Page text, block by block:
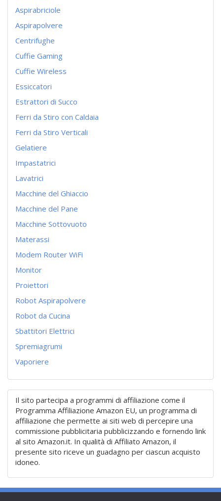
Aspirabriciole
Aspirapolvere
Centrifughe
Cuffie Gaming
Cuffie Wireless
Essiccatori
Estrattori di Succo
Ferri da Stiro con Caldaia
Ferri da Stiro Verticali
Gelatiere
Impastatrici
Lavatrici
Macchine del Ghiaccio
Macchine del Pane
Macchine Sottovuoto
Materassi
Modem Router WiFi
Monitor
Proiettori
Robot Aspirapolvere
Robot da Cucina
Sbattitori Elettrici
Spremiagrumi
Vaporiere
Il sito partecipa a programmi di affiliazione come il
Programma Affiliazione Amazon EU, un programma di
affiliazione che permette ai siti web di percepire una
commissione pubblicitaria pubblicizzando e fornendo link
al sito Amazon.it. In qualità di Affiliato Amazon, il
presente sito riceve un guadagno per ciascun acquisto
idoneo.